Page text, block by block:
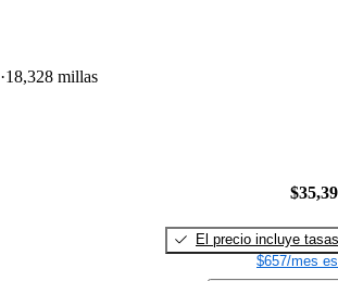
18,328 millas
El precio incluye tasas
$657/mes